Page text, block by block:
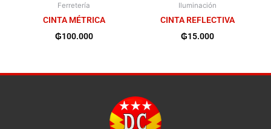
Ferretería
CINTA MÉTRICA
₲100.000
Iluminación
CINTA REFLECTIVA
₲15.000